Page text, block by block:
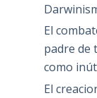
El
padre de
como
El